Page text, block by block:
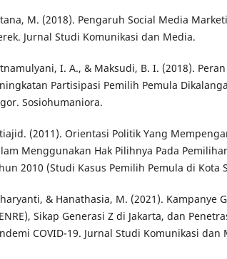
M. (2018). Pengaruh Social Media
Jurnal Studi Komunikasi dan Media.
I. A., & Maksudi, B. I. (2018).
Partisipasi Pemilih Pemula
Sosiohumaniora.
(2011). Orientasi Politik Yang
Menggunakan Hak Pilihnya Pada
2010 (Studi Kasus Pemilih Pemula di
& Hanathasia, M. (2021). Kampanye
Sikap Generasi Z di Jakarta, dan
COVID-19. Jurnal Studi Komunikasi dan